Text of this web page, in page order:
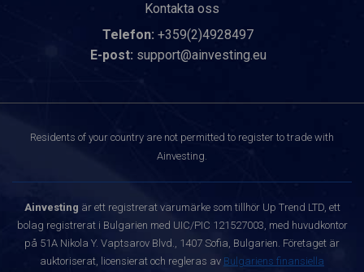
Kontakta oss
Telefon: +359(2)4928497
E-post: support@ainvesting.eu
Residents of your country are not permitted to register to trade with
Ainvesting.
Ainvesting är ett registrerat varumärke som tillhör Up Trend LTD, ett
bolag registrerat i Bulgarien med UIC/PIC 121527003, med huvudkontor
på 51A Nikola Y. Vaptsarov Blvd., 1407 Sofia, Bulgarien. Företaget är
auktoriserat, licensierat och regleras av Bulgariens finansiella